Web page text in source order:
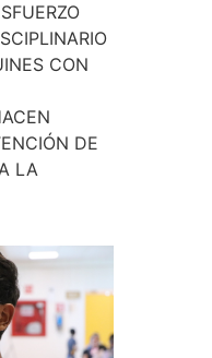
CON
DE
LA